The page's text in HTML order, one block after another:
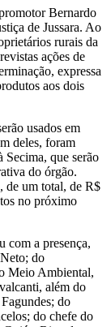
Bernardo
de Jussara. Ao
rurais da
ações de
expressa
aos dois
usados em
deles, foram
Secima, que serão
do órgão.
de um total, de R$
no próximo
com a presença,
do
Meio Ambiental,
além do
do
do chefe do